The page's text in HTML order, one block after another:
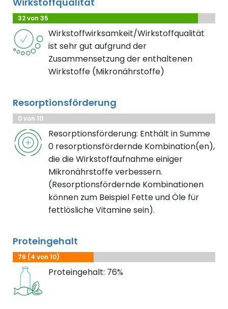
32 von 35
Wirkstoffwirksamkeit/Wirkstoffqualität
ist sehr gut aufgrund der
Zusammensetzung der enthaltenen
Wirkstoffe (Mikronährstoffe)
Resorptionsförderung
0 von 10
Resorptionsförderung: Enthält in Summe
0 resorptionsfördernde Kombination(en),
die die Wirkstoffaufnahme einiger
Mikronährstoffe verbessern.
(Resorptionsfördernde Kombinationen
können zum Beispiel Fette und Öle für
fettlösliche Vitamine sein).
Proteingehalt
76 (4 von 10)
Proteingehalt: 76%